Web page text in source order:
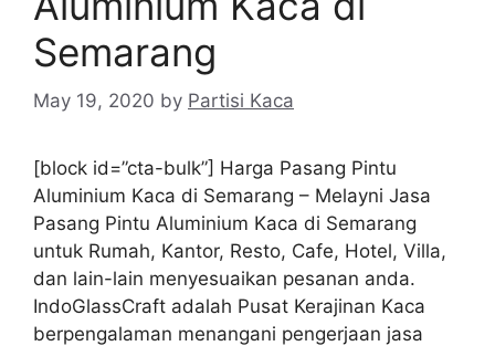
Semarang
May 19, 2020 by Partisi Kaca
[block id=”cta-bulk”] Harga Pasang Pintu
Aluminium Kaca di Semarang – Melayni Jasa
Pasang Pintu Aluminium Kaca di Semarang
untuk Rumah, Kantor, Resto, Cafe, Hotel, Villa,
dan lain-lain menyesuaikan pesanan anda.
IndoGlassCraft adalah Pusat Kerajinan Kaca
berpengalaman menangani pengerjaan jasa